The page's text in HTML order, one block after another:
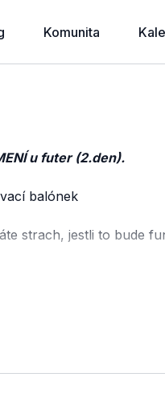
Komunita
u futer (2.den).
balónek
strach, jestli to bude
teď děláte. VAŠE
na žádné
a má to tak být.